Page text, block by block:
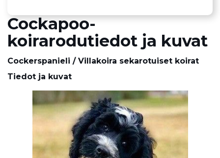
Cockapoo-
koirarodutiedot ja kuvat
Cockerspanieli / Villakoira sekarotuiset koirat
Tiedot ja kuvat